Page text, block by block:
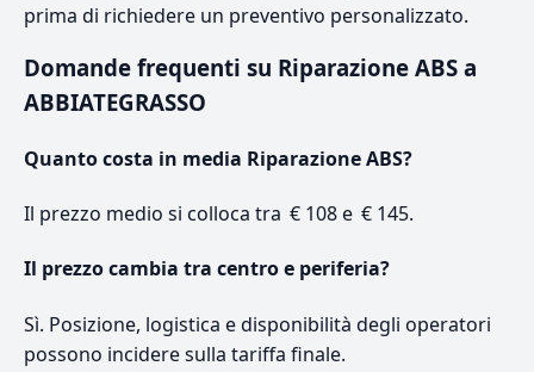
prima di richiedere un preventivo personalizzato.
Domande frequenti su Riparazione ABS a
ABBIATEGRASSO
Quanto costa in media Riparazione ABS?
Il prezzo medio si colloca tra € 108 e € 145.
Il prezzo cambia tra centro e periferia?
Sì. Posizione, logistica e disponibilità degli operatori
possono incidere sulla tariffa finale.